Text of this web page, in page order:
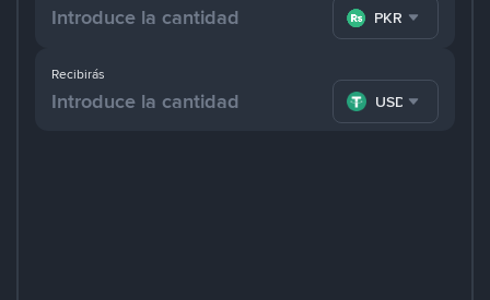
PKR
Recibirás
USDT